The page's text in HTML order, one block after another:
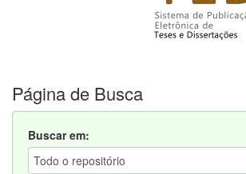
Página de Busca
Buscar em: